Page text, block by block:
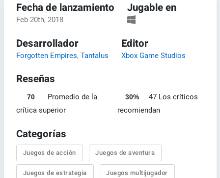
Fecha de lanzamiento
Feb 20th, 2018
Jugable en
Desarrollador
Forgotten Empires,Tantalus
Editor
Xbox Game Studios
Reseñas
70
Promedio de la
crítica superior
30%
47 Los críticos
recomiendan
Categorías
Juegos de acción Juegos de aventura
Juegos de estrategia Juegos multijugador